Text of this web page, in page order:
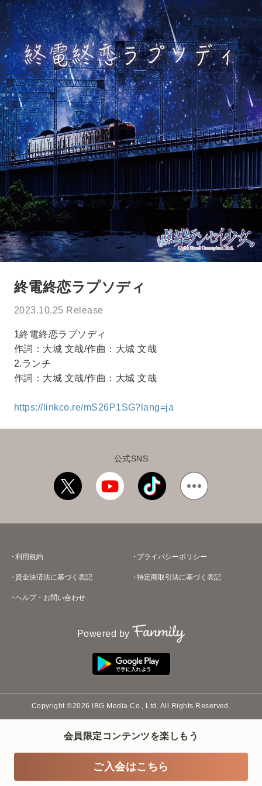
終電終恋ラプソディ
2023.10.25 Release
1終電終恋ラプソディ
作詞：大城 文哉/作曲：大城 文哉
2.ランチ
作詞：大城 文哉/作曲：大城 文哉
https://linkco.re/mS26P1SG?lang=ja
会員限定コンテンツを楽しもう
ご入会はこちら
公式SNS
利用規約 プライバシーポリシー
資金決済法に基づく表記 特定商取引法に基づく表記
ヘルプ・お問い合わせ
Powered by
Copyright ©2026 IBG Media Co., Ltd. All Rights Reserved.